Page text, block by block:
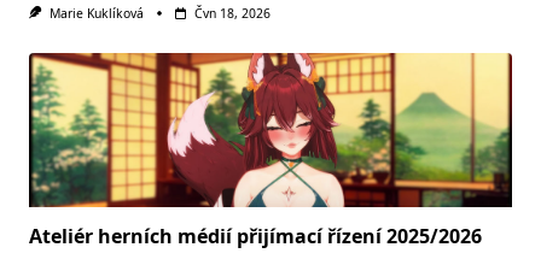
Marie Kuklíková Čvn 18, 2026
Ateliér herních médií přijímací řízení 2025/2026